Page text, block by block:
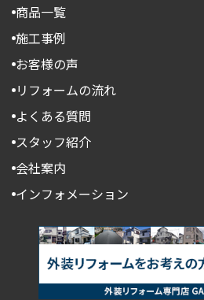
商品一覧
施工事例
お客様の声
リフォームの流れ
よくある質問
スタッフ紹介
会社案内
インフォメーション